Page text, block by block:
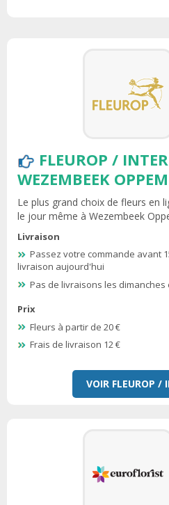
FLEUROP /
WEZEMBEEK OPPEM
Le plus grand choix de fleurs en
le jour même à Wezembeek
Livraison
Passez votre commande avant
livraison aujourd'hui
Pas de livraisons les
Prix
Fleurs à partir de 20 €
Frais de livraison 12 €
VOIR FLEUROP /